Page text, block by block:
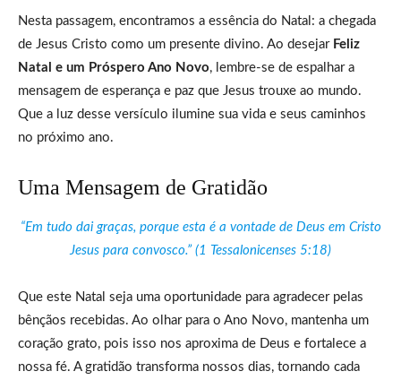
Nesta passagem, encontramos a essência do Natal: a chegada
de Jesus Cristo como um presente divino. Ao desejar Feliz
Natal e um Próspero Ano Novo, lembre-se de espalhar a
mensagem de esperança e paz que Jesus trouxe ao mundo.
Que a luz desse versículo ilumine sua vida e seus caminhos
no próximo ano.
Uma Mensagem de Gratidão
“Em tudo dai graças, porque esta é a vontade de Deus em Cristo
Jesus para convosco.” (1 Tessalonicenses 5:18)
Que este Natal seja uma oportunidade para agradecer pelas
bênçãos recebidas. Ao olhar para o Ano Novo, mantenha um
coração grato, pois isso nos aproxima de Deus e fortalece a
nossa fé. A gratidão transforma nossos dias, tornando cada